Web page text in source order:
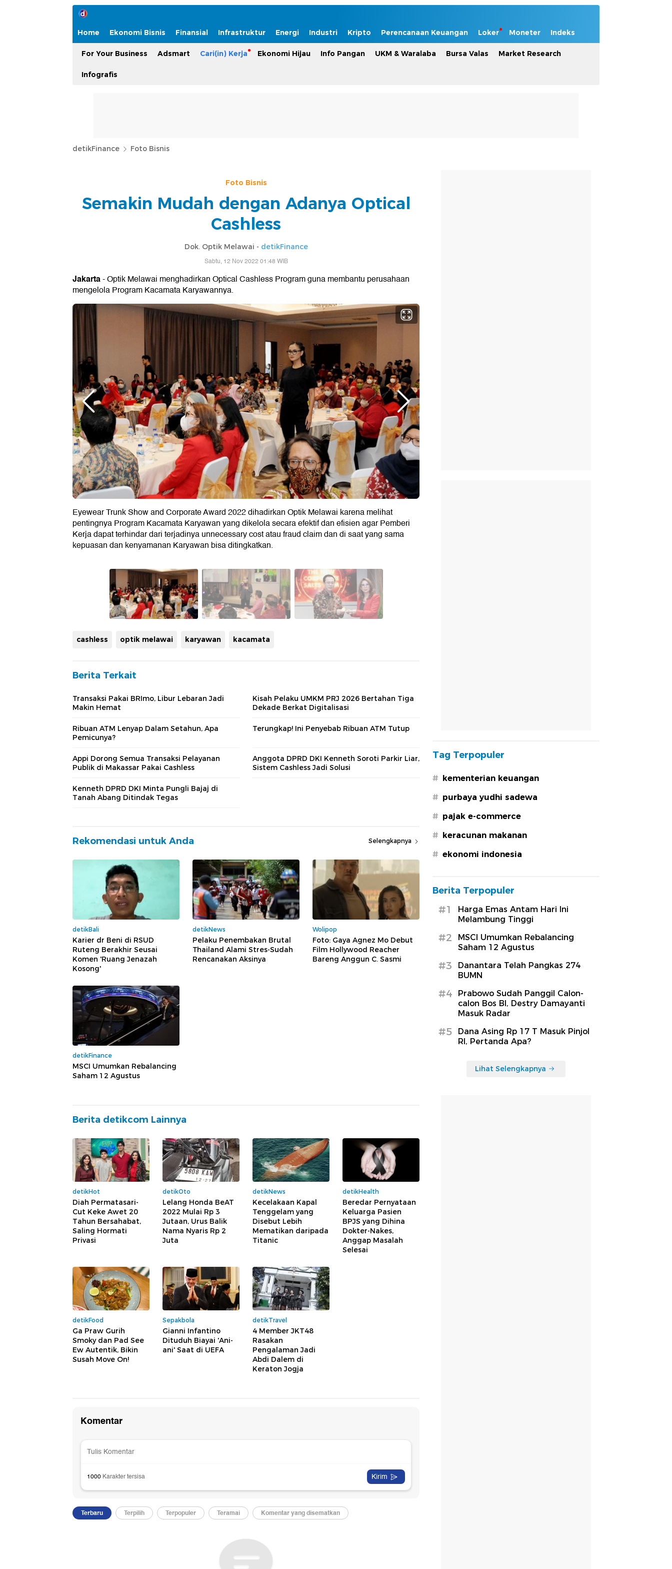
Home Ekonomi Bisnis Finansial Infrastruktur Energi Industri Kripto Perencanaan Keuangan Loker Moneter Indeks
For Your Business Adsmart Cari(in) Kerja Ekonomi Hijau Info Pangan UKM & Waralaba Bursa Valas Market Research
Infografis
detikFinance Foto Bisnis
Foto Bisnis
Semakin Mudah dengan Adanya Optical
Cashless
Dok. Optik Melawai - detikFinance
Sabtu, 12 Nov 2022 01:48 WIB
Jakarta- Optik Melawai menghadirkan Optical Cashless Program guna membantu perusahaan
mengelola Program Kacamata Karyawannya.
Eyewear Trunk Show and Corporate Award 2022 dihadirkan Optik Melawai karena melihat
pentingnya Program Kacamata Karyawan yang dikelola secara efektif dan efisien agar Pemberi
Kerja dapat terhindar dari terjadinya unnecessary cost atau fraud claim dan di saat yang sama
kepuasan dan kenyamanan Karyawan bisa ditingkatkan.
cashless optik melawai karyawan kacamata
Berita Terkait
Transaksi Pakai BRImo, Libur Lebaran Jadi
Makin Hemat
Kisah Pelaku UMKM PRJ 2026 Bertahan Tiga
Dekade Berkat Digitalisasi
Ribuan ATM Lenyap Dalam Setahun, Apa
Pemicunya?
Terungkap! Ini Penyebab Ribuan ATM Tutup
Appi Dorong Semua Transaksi Pelayanan
Publik di Makassar Pakai Cashless
Anggota DPRD DKI Kenneth Soroti Parkir Liar,
Sistem Cashless Jadi Solusi
Kenneth DPRD DKI Minta Pungli Bajaj di
Tanah Abang Ditindak Tegas
Rekomendasi untuk Anda Selengkapnya
detikBali
Karier dr Beni di RSUD
Ruteng Berakhir Seusai
Komen 'Ruang Jenazah
Kosong'
detikNews
Pelaku Penembakan Brutal
Thailand Alami Stres-Sudah
Rencanakan Aksinya
Wolipop
Foto: Gaya Agnez Mo Debut
Film Hollywood Reacher
Bareng Anggun C. Sasmi
detikFinance
MSCI Umumkan Rebalancing
Saham 12 Agustus
Berita detikcom Lainnya
detikHot
Diah Permatasari-
Cut Keke Awet 20
Tahun Bersahabat,
Saling Hormati
Privasi
detikOto
Lelang Honda BeAT
2022 Mulai Rp 3
Jutaan, Urus Balik
Nama Nyaris Rp 2
Juta
detikNews
Kecelakaan Kapal
Tenggelam yang
Disebut Lebih
Mematikan daripada
Titanic
detikHealth
Beredar Pernyataan
Keluarga Pasien
BPJS yang Dihina
Dokter-Nakes,
Anggap Masalah
Selesai
detikFood
Ga Praw Gurih
Smoky dan Pad See
Ew Autentik, Bikin
Susah Move On!
Sepakbola
Gianni Infantino
Dituduh Biayai 'Ani-
ani' Saat di UEFA
detikTravel
4 Member JKT48
Rasakan
Pengalaman Jadi
Abdi Dalem di
Keraton Jogja
Tag Terpopuler
# kementerian keuangan
# purbaya yudhi sadewa
# pajak e-commerce
# keracunan makanan
# ekonomi indonesia
Berita Terpopuler
#1
Harga Emas Antam Hari Ini
Melambung Tinggi
#2
MSCI Umumkan Rebalancing
Saham 12 Agustus
#3
Danantara Telah Pangkas 274
BUMN
#4
Prabowo Sudah Panggil Calon-
calon Bos BI, Destry Damayanti
Masuk Radar
#5
Dana Asing Rp 17 T Masuk Pinjol
RI, Pertanda Apa?
Lihat Selengkapnya